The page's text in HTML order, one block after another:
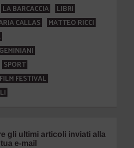
LA BARCACCIA
LIBRI
CALLAS
MATTEO RICCI
SPORT
FESTIVAL
gli ultimi articoli inviati alla
tua e-mail